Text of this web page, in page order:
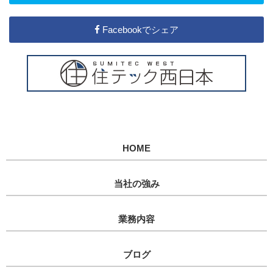
Facebookでシェア
HOME
当社の強み
業務内容
ブログ